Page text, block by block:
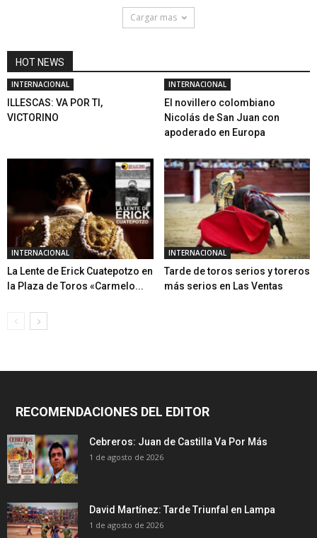
Cargar mas
HOT NEWS
INTERNACIONAL
ILLESCAS: VA POR TI,
VICTORINO
INTERNACIONAL
El novillero colombiano
Nicolás de San Juan con
apoderado en Europa
INTERNACIONAL
La Lente de Erick Cuatepotzo en
la Plaza de Toros «Carmelo...
INTERNACIONAL
Tarde de toros serios y toreros
más serios en Las Ventas
RECOMENDACIONES DEL EDITOR
Cebreros: Juan de Castilla Va Por Más
1 de agosto de 2026
David Martínez: Tarde Triunfal en Lampa
1 de agosto de 2026